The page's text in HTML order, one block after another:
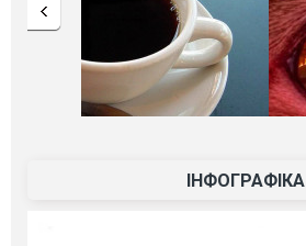
ІНФОГРАФІКА